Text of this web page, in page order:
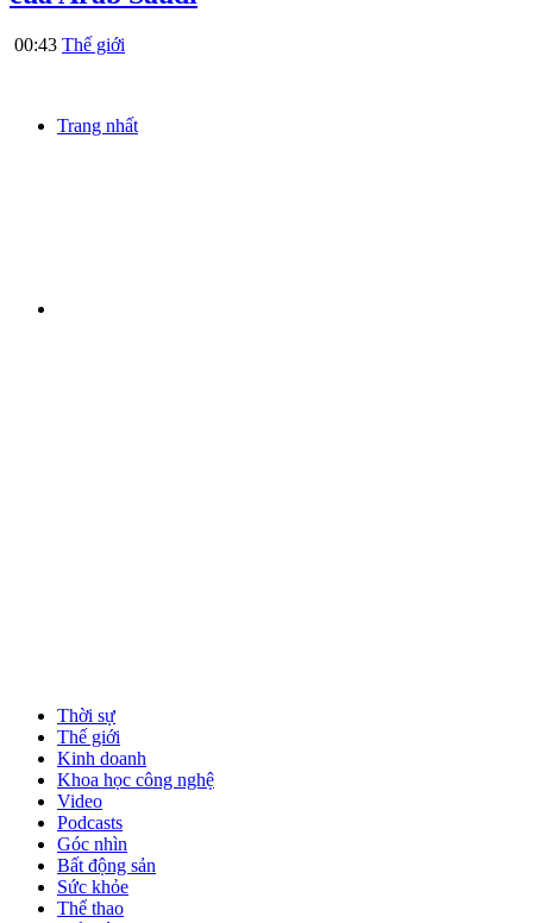
00:43 Thế giới
Trang nhất
Thời sự
Thế giới
Kinh doanh
Khoa học công nghệ
Video
Podcasts
Góc nhìn
Bất động sản
Sức khỏe
Thể thao